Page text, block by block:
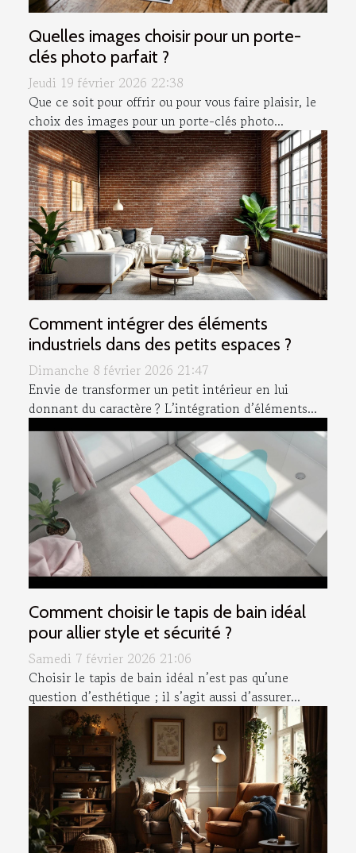
Quelles images choisir pour un porte-
clés photo parfait ?
Jeudi 19 février 2026 22:38
Que ce soit pour offrir ou pour vous faire plaisir, le
choix des images pour un porte-clés photo...
Comment intégrer des éléments
industriels dans des petits espaces ?
Dimanche 8 février 2026 21:47
Envie de transformer un petit intérieur en lui
donnant du caractère ? L’intégration d’éléments...
Comment choisir le tapis de bain idéal
pour allier style et sécurité ?
Samedi 7 février 2026 21:06
Choisir le tapis de bain idéal n’est pas qu’une
question d’esthétique ; il s’agit aussi d’assurer...